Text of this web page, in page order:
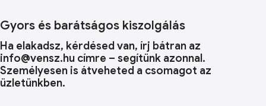
Gyors és barátságos kiszolgálás
Ha elakadsz, kérdésed van, írj bátran az
info@vensz.hu címre – segítünk azonnal.
Személyesen is átveheted a csomagot az
üzletünkben.